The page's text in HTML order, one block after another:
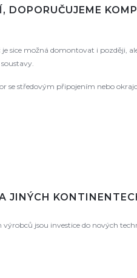
možná domontovat i později,
se středovým připojením nebo
JINÝCH
jsou investice do nových